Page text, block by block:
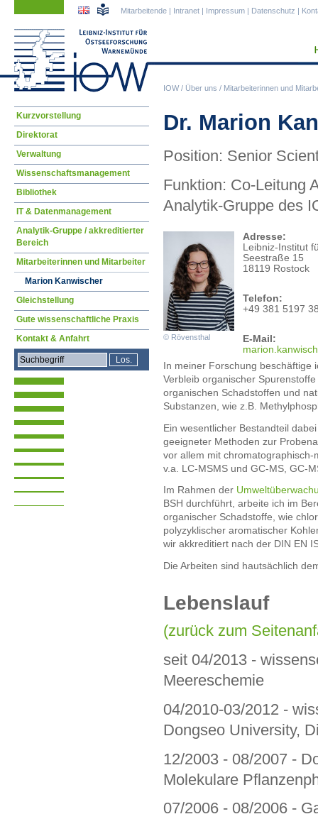
IOW/ Über uns / Mitarbeiterinnen und
Mitarbeitende | Intranet | Impressum | Datenschutz |
Dr. Marion
Position: Senior
Funktion: Co-Leitung
Analytik-Gruppe des
© Rövensthal
Adresse:
Leibniz-Institut
Seestraße 15
18119 Rostock
Telefon:
+49 381 5197
E-Mail:
mari
In meiner Forschung beschäftige
Verbleib organischer
organischen Schadstoffen und
Substanzen, wie z.B.
Ein wesentlicher Bestandteil
geeigneter Methoden zur
vor allem mit
v.a. LC-MSMS und GC-MS, GC-
Im Rahmen der
BSH durchführt, arbeite ich im
organischer Schadstoffe, wie
polyzyklischer aromatischer
wir akkreditiert nach der DIN EN
Die Arbeiten sind hautsächlich
Lebenslauf
(zurück zum
seit 04/2013 -
Meereschemie
04/2010-03/2012 -
Dongseo University,
12/2003 - 08/2007 -
Molekulare
07/2006 - 08/2006 -
Navigation
Kurzvorstellung
Direktorat
Verwaltung
Wissenschaftsmanagement
Bibliothek
IT & Datenmanagement
Analytik-Gruppe / akkreditierter
Bereich
Mitarbeiterinnen und Mitarbeiter
Marion Kanwischer
Gleichstellung
Gute wissenschaftliche Praxis
Kontakt & Anfahrt